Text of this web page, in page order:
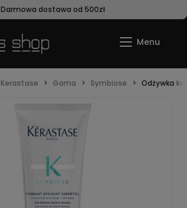
Darmowa dostawa od 500zł
Kerastase Gama Symbiose Odżywka